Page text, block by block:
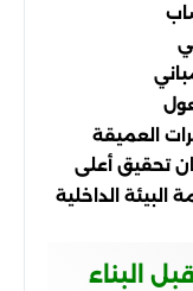
العميقة
تحقيق أعلى
الداخلية
البناء